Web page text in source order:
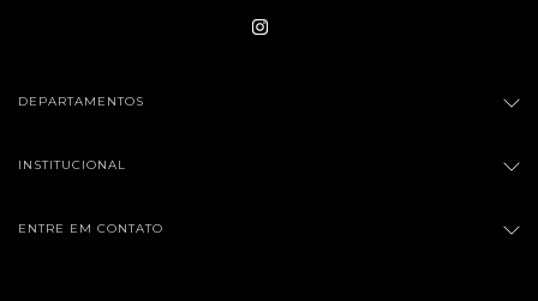
DEPARTAMENTOS
INSTITUCIONAL
ENTRE EM CONTATO